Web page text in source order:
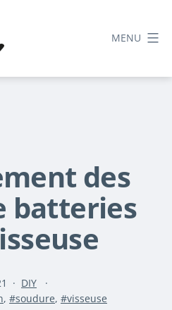
MENU
des
batteries
Catégorisé
comme
DIY
, soudure, visseuse